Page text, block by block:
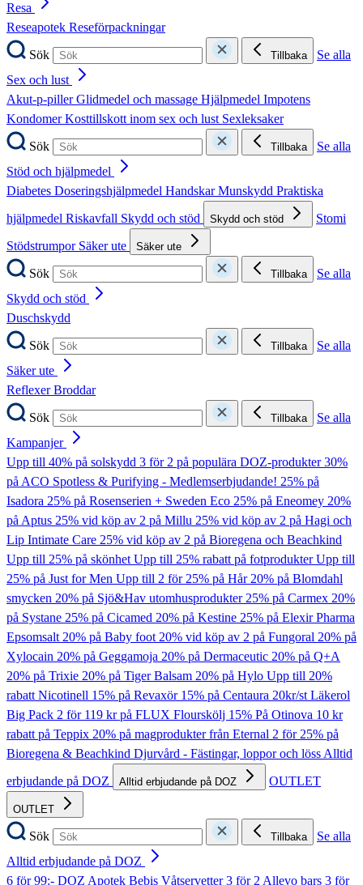
Resa
Reseapotek Reseförpackningar
Sök
Tillbaka
Se alla
Sex och lust
Akut-p-pillerGlidmedel och massage Hjälpmedel Impotens
KondomerKosttillskott inom sex och lust Sexleksaker
Sök
Tillbaka
Se alla
Stöd och hjälpmedel
Diabetes Doseringshjälpmedel HandskarMunskydd Praktiska
hjälpmedel Riskavfall Skydd och stöd Skydd och stöd
Stomi
Stödstrumpor Säker ute Säker ute
Sök Tillbaka
Se alla
Skydd och stöd
Duschskydd
Sök
Tillbaka
Se alla
Säker ute
ReflexerBroddar
Sök
Tillbaka
Se alla
Kampanjer
Upp till 40% på solskydd 3 för 2 på populära DOZ-produkter30%
på ACO Spotless & Purifying - Medlemserbjudande! 25% på
Isadora 25% på Rosenserien + Sweden Eco 25% på Eneomey 20%
på Aptus 25% vid köp av 2 på Millu 25% vid köp av 2 på Hagi och
Lip Intimate Care 25% vid köp av 2 på Bioregena och Beachkind
Upp till 25% på skönhetUpp till 25% rabatt på fotprodukterUpp till
25% på Just for Men Upp till 2 för 25% på Hår20% på Blomdahl
smycken 20% på Sjö&Hav utomhusprodukter25% på Carmex 20%
på Systane 25% på Cicamed 20% på Kestine 25% på Elexir Pharma
Epsomsalt20% på Baby foot20% vid köp av 2 på Fungoral 20% på
Xylocain 20% på Geggamoja 20% på Dermaceutic 20% på Q+A
20% på Trixie 20% på Tiger Balsam 20% på Hylo Upp till 20%
rabatt Nicotinell 15% på Revaxör 15% på Centaura 20kr/st Läkerol
Big Pack 2 för 119 kr på FLUX Flourskölj 15% På Otinova 10 kr
rabatt på Teppix 20% på magprodukter från Eternal 2 för 25% på
Bioregena & Beachkind Djurvård - Fästingar, loppor och lössAlltid
erbjudande på DOZ
Alltid erbjudande på DOZ OUTLET
OUTLET
Sök Tillbaka
Se alla
Alltid erbjudande på DOZ
6 för 99:- DOZ Apotek Bebis Våtservetter3 för 2 Allevo bars 3 för